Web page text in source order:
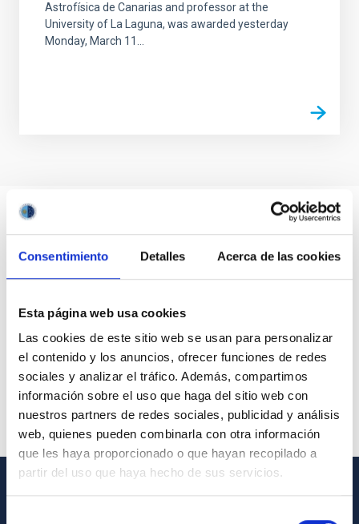
Consentimiento Detalles Acerca de las cookies
Esta página web usa cookies
Las cookies de este sitio web se usan para personalizar
el contenido y los anuncios, ofrecer funciones de redes
sociales y analizar el tráfico. Además, compartimos
información sobre el uso que haga del sitio web con
nuestros partners de redes sociales, publicidad y análisis
web, quienes pueden combinarla con otra información
que les haya proporcionado o que hayan recopilado a
partir del uso que haya hecho de sus servicios.
Astrofísica de Canarias and professor at the
University of La Laguna, was awarded yesterday
Monday, March 11...